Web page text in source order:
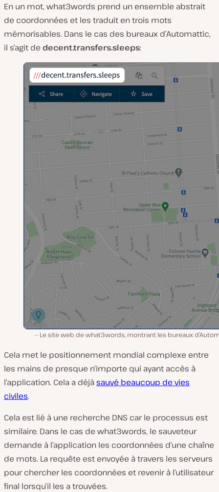
En un mot, what3words prend un ensemble abstrait
de coordonnées et les traduit en trois mots
mémorisables. Dans le cas des bureaux d’Automattic,
il s’agit de decent.transfers.sleeps:
Le site web de what3words, montrant les bureaux
Cela met le positionnement mondial complexe entre
les mains de presque n’importe qui ayant accès à
l’application. Cela a déjà sauvé beaucoup de vies
civiles.
Cela est lié à une recherche DNS car le processus est
similaire. Dans le cas de what3words, le sauveteur
demande à l’application les coordonnées d’une chaîne
de mots. La requête est envoyée à travers les serveurs
pour chercher les coordonnées et revenir à l’utilisateur
final lorsqu’il les a trouvées.